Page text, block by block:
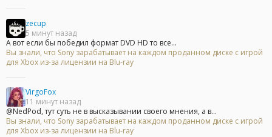
zecup
5 минут назад
А вот если бы победил формат DVD HD то все...
Вы знали, что Sony зарабатывает на каждом проданном диске с игрой
для Xbox из-за лицензии на Blu-ray
VirgoFox
11 минут назад
@NedPod, тут суть не в высказывании своего мнения, а в...
Вы знали, что Sony зарабатывает на каждом проданном диске с игрой
для Xbox из-за лицензии на Blu-ray